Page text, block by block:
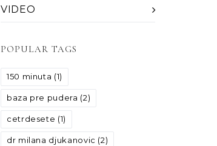
VIDEO
POPULAR TAGS
150 minuta (1)
baza pre pudera (2)
cetrdesete (1)
dr milana djukanovic (2)